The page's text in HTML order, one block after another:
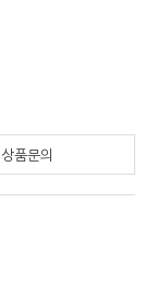
상품문의